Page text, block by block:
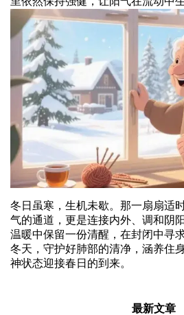
冬日虽寒，生机未歇。那一扇扇适
气的通道，更是连接内外、调和阴
温暖中保留一份清醒，在封闭中寻
冬天，守护好肺部的清净，涵养住
神状态迎接春日的到来。
最新文章